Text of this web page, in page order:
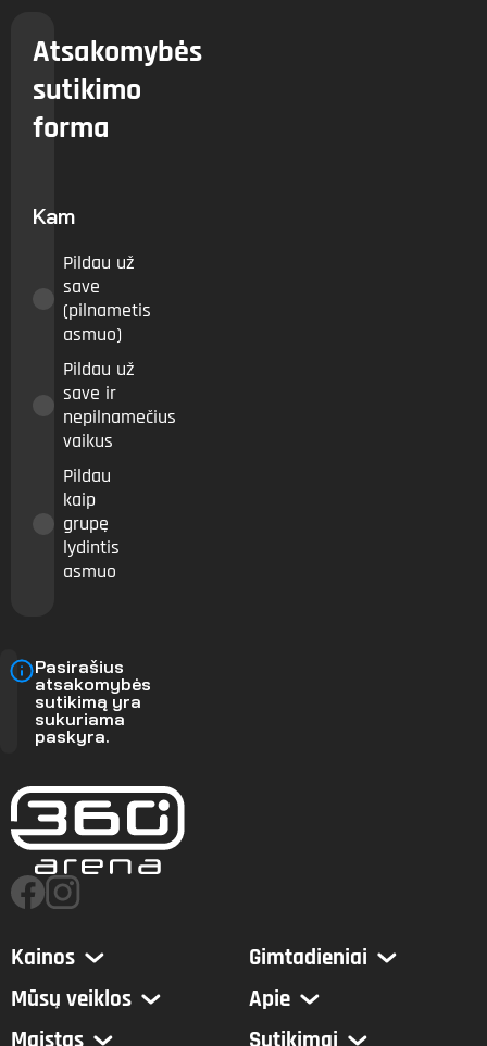
Atsakomybės
sutikimo
forma
Kam
Pildau už
save
(pilnametis
asmuo)
Pildau už
save ir
nepilnamečius
vaikus
Pildau
kaip
grupę
lydintis
asmuo
Pasirašius
atsakomybės
sutikimą yra
sukuriama
paskyra.
Kainos
Gimtadieniai
Mūsų veiklos
Apie
Maistas
Sutikimai